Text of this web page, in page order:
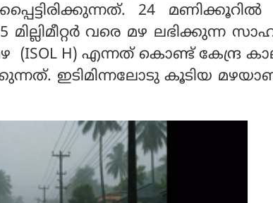
24 മണിക്കൂറില്‍
മില്ലിമീറ്റര്‍ വരെ മഴ ലഭിക്കുന്ന
H) എന്നത് കൊണ്ട് കേന്ദ്ര
ഇടിമിന്നലോടു കൂടിയ